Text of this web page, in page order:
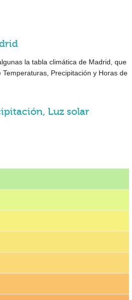
la tabla climática de Madrid, que
Precipitación y Horas de
Luz solar